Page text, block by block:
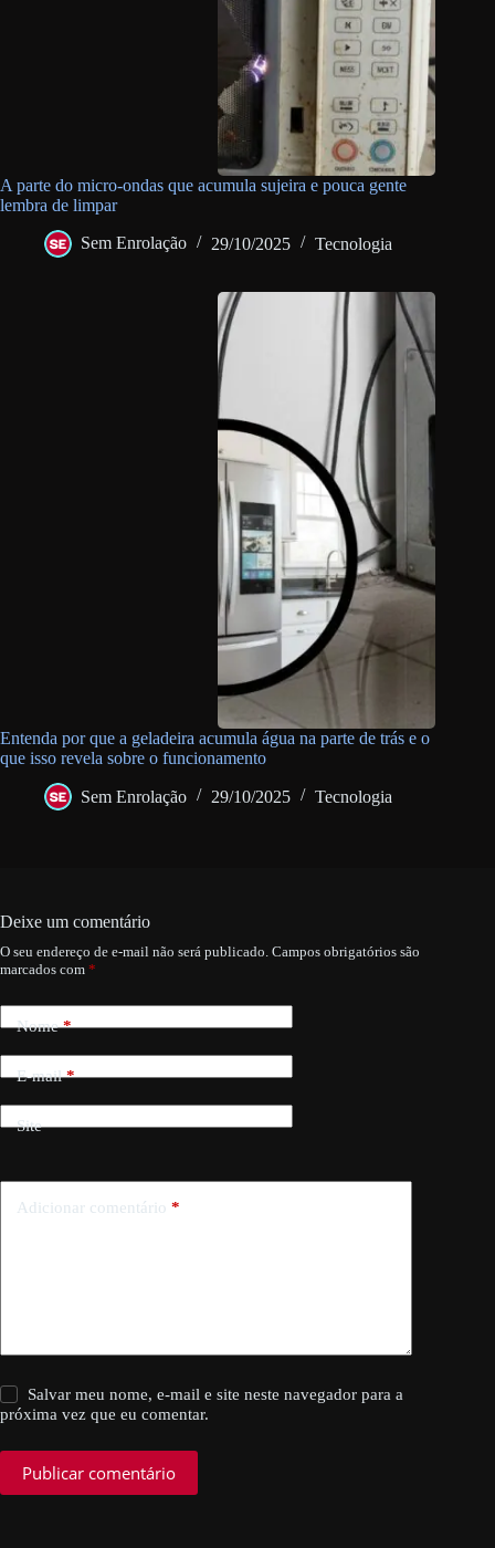
A parte do micro-ondas que acumula sujeira e pouca gente
lembra de limpar
Sem Enrolação 29/10/2025 Tecnologia
Entenda por que a geladeira acumula água na parte de trás e o
que isso revela sobre o funcionamento
Sem Enrolação 29/10/2025 Tecnologia
Deixe um comentário
O seu endereço de e-mail não será publicado. Campos obrigatórios são
marcados com *
Nome*
E-mail*
Site
Adicionar comentário *
Salvar meu nome, e-mail e site neste navegador para a
próxima vez que eu comentar.
Publicar comentário